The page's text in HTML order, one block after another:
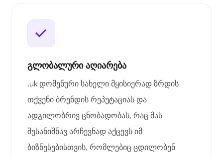
გლობალური აღიარება
.uk დომენური სახელი მყისიერად ზრდის
თქვენი ბრენდის რეპუტაციას და
ადგილობრივ ცნობადობას, რაც მას
შესანიშნავ არჩევნად აქცევს იმ
ბიზნესებისთვის, რომლებიც ცდილობენ